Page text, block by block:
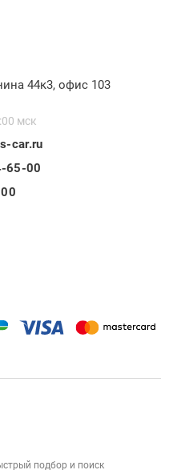
44к3, офис 103
мск
car.ru
65-00
подбор и поиск